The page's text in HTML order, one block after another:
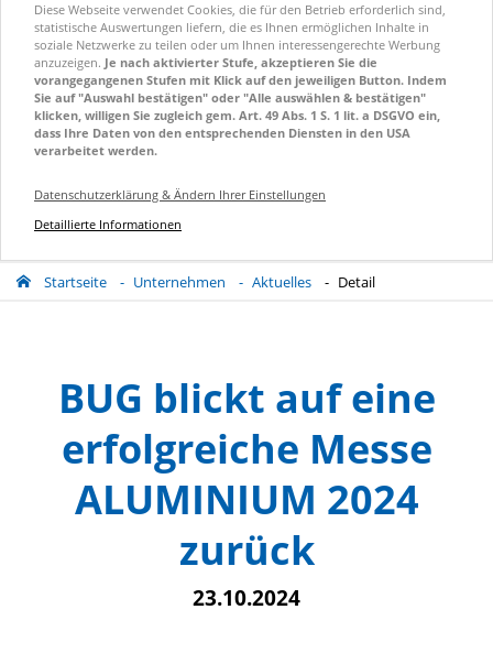
Diese Webseite verwendet Cookies, die für den Betrieb erforderlich sind,
statistische Auswertungen liefern, die es Ihnen ermöglichen Inhalte in
soziale Netzwerke zu teilen oder um Ihnen interessengerechte Werbung
anzuzeigen. Je nach aktivierter Stufe, akzeptieren Sie die
vorangegangenen Stufen mit Klick auf den jeweiligen Button. Indem
Sie auf "Auswahl bestätigen" oder "Alle auswählen & bestätigen"
klicken, willigen Sie zugleich gem. Art. 49 Abs. 1 S. 1 lit. a DSGVO ein,
dass Ihre Daten von den entsprechenden Diensten in den USA
verarbeitet werden.
Datenschutzerklärung & Ändern Ihrer Einstellungen
Detaillierte Informationen
Startseite Unternehmen Aktuelles Detail
BUG blickt auf eine
erfolgreiche Messe
ALUMINIUM 2024
zurück
23.10.2024